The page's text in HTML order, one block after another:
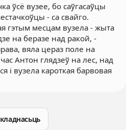
ўсё вузее, бо саўгасаўцы
- са свайго.
гэтым месцам вузела - жыта
на беразе над ракой, -
вяла цераз поле на
Антон глядзеў на лес, над
і вузела кароткая барвовая